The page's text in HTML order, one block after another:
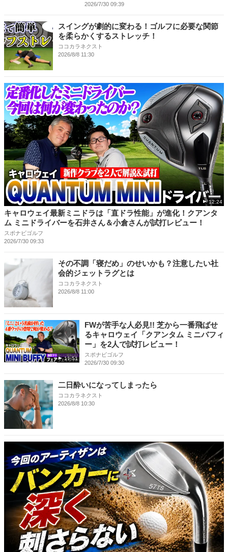
2026/7/30 09:39
スイングが劇的に変わる！ゴルフに必要な関節
を柔らかくするストレッチ！
ココカラネクスト
2026/8/8 11:30
12:24
キャロウェイ最新ミニドラは「直ドラ性能」が進化！クアンタ
ム ミニドライバーを石井さん＆小倉さんが試打レビュー！
スポナビゴルフ
2026/7/30 09:33
その不調「寝だめ」のせいかも？注意したい社
会的ジェットラグとは
ココカラネクスト
2026/8/8 11:00
11:51
FWが苦手な人必見!! 芝から一番飛ばせ
るキャロウェイ「クアンタム ミニバフィ
ー」を2人で試打レビュー！
スポナビゴルフ
2026/7/30 09:30
二日酔いになってしまったら
ココカラネクスト
2026/8/8 10:30